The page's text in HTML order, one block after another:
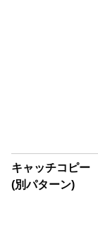
キャッチコピー
(別パターン)